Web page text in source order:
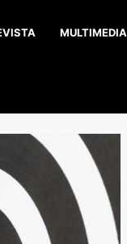
MULTIMEDIA